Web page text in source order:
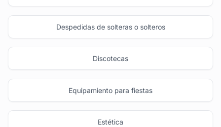
Despedidas de solteras o solteros
Discotecas
Equipamiento para fiestas
Estética